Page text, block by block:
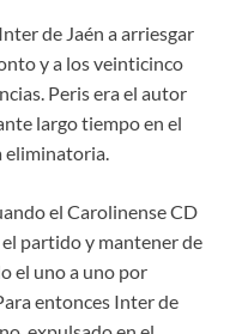
de Jaén a arriesgar
y a los veinticinco
Peris era el autor
largo tiempo en el
eliminatoria.
el Carolinense CD
partido y mantener de
el uno a uno por
entonces Inter de